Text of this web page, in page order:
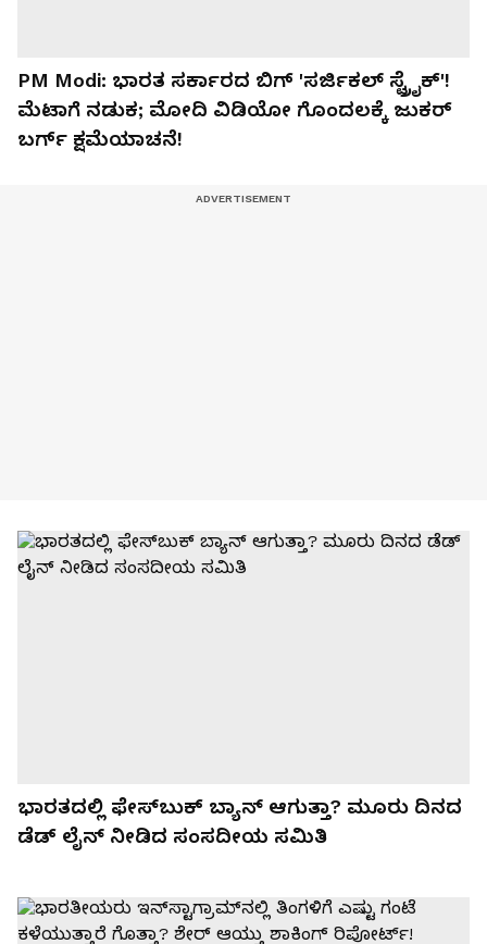
PM Modi: ಭಾರತ ಸರ್ಕಾರದ ಬಿಗ್ 'ಸರ್ಜಿಕಲ್ ಸ್ಟ್ರೈಕ್'!
ಮೆಟಾಗೆ ನಡುಕ; ಮೋದಿ ವಿಡಿಯೋ ಗೊಂದಲಕ್ಕೆ ಜುಕರ್
ಬರ್ಗ್ ಕ್ಷಮೆಯಾಚನೆ!
ಭಾರತದಲ್ಲಿ ಫೇಸ್‌ಬುಕ್ ಬ್ಯಾನ್ ಆಗುತ್ತಾ? ಮೂರು ದಿನದ
ಡೆಡ್ ಲೈನ್ ನೀಡಿದ ಸಂಸದೀಯ ಸಮಿತಿ